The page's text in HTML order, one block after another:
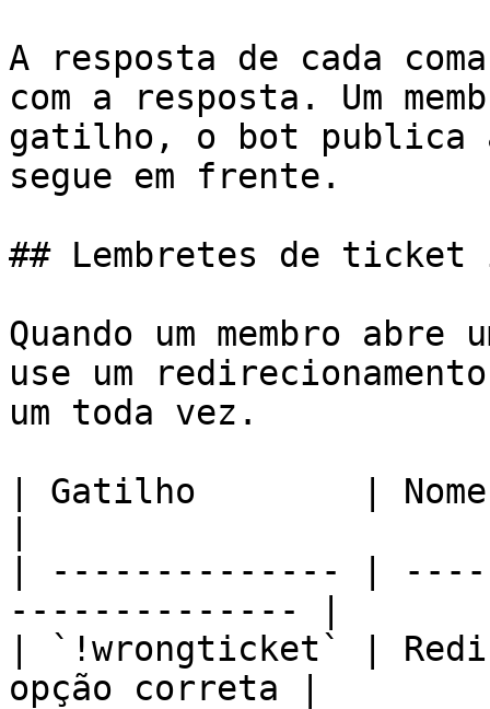
A resposta de cada
com a resposta. Um
gatilho, o bot publica
segue em frente.
## Lembretes de
Quando um membro
use um
um toda vez.
| Gatilho        | Nome
| -------------- |
-------------- |
| `!wrongticket` |
opção correta |